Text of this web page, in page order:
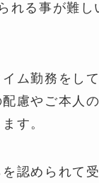
れる事が難し
ム勤務をし
慮やご本人
す。
認められて